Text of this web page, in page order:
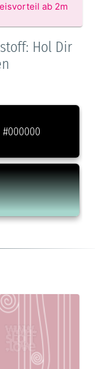
ab 2m
Hol Dir
#000000